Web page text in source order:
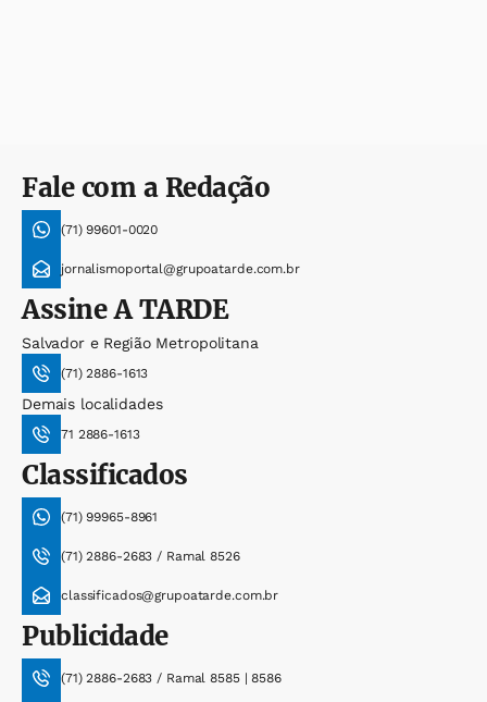
Fale com a Redação
(71) 99601-0020
jornalismoportal@grupoatarde.com.br
AssineA TARDE
Salvador e Região Metropolitana
(71) 2886-1613
Demais localidades
71 2886-1613
Classificados
(71) 99965-8961
(71) 2886-2683 / Ramal 8526
classificados@grupoatarde.com.br
Publicidade
(71) 2886-2683 / Ramal 8585 | 8586